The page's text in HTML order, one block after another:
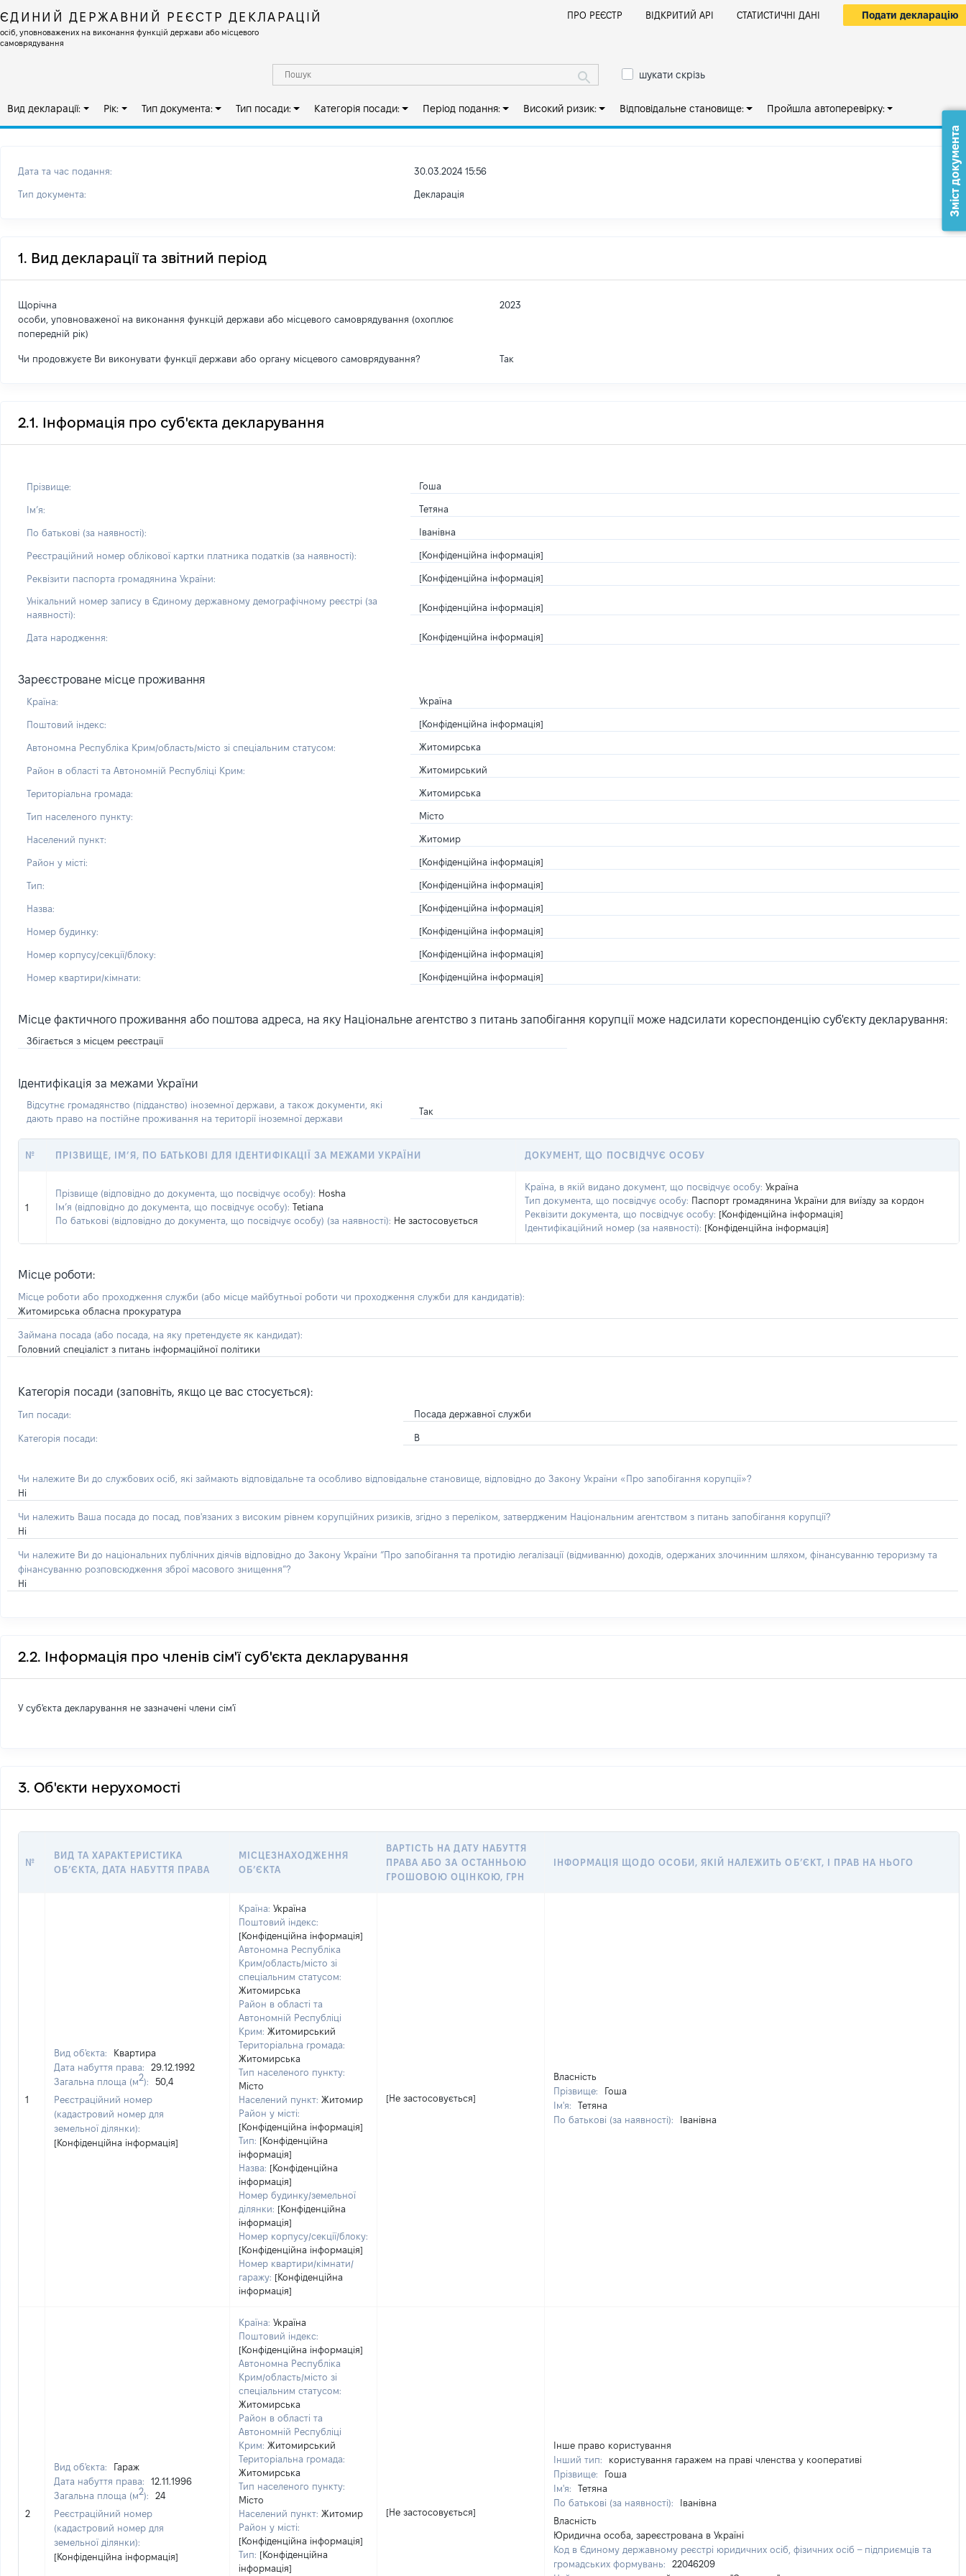
ЄДИНИЙ ДЕРЖАВНИЙ РЕЄСТР ДЕКЛАРАЦІЙ
осіб, уповноважених на виконання функцій держави або місцевого
самоврядування
ПРО РЕЄСТР ВІДКРИТИЙ АРІ СТАТИСТИЧНІ ДАНІ Подати декларацію
шукати скрізь
Вид декларації: Рік: Тип документа: Тип посади: Категорія посади: Період подання: Високий ризик: Відповідальне становище: Пройшла автоперевірку:
Дата та час подання: 30.03.2024 15:56
Тип документа: Декларація
1. Вид декларації та звітний період
Щорічна
особи, уповноваженої на виконання функцій держави або місцевого самоврядування (охоплює
попередній рік)
2023
Чи продовжуєте Ви виконувати функції держави або органу місцевого самоврядування? Так
2.1. Інформація про суб'єкта декларування
Прізвище: Гоша
Імʼя: Тетяна
По батькові (за наявності): Іванівна
Реєстраційний номер облікової картки платника податків (за наявності): [Конфіденційна інформація]
Реквізити паспорта громадянина України: [Конфіденційна інформація]
Унікальний номер запису в Єдиному державному демографічному реєстрі (за
наявності):
[Конфіденційна інформація]
Дата народження: [Конфіденційна інформація]
Зареєстроване місце проживання
Країна: Україна
Поштовий індекс: [Конфіденційна інформація]
Автономна Республіка Крим/область/місто зі спеціальним статусом: Житомирська
Район в області та Автономній Республіці Крим: Житомирський
Територіальна громада: Житомирська
Тип населеного пункту: Місто
Населений пункт: Житомир
Район у місті: [Конфіденційна інформація]
Тип: [Конфіденційна інформація]
Назва: [Конфіденційна інформація]
Номер будинку: [Конфіденційна інформація]
Номер корпусу/секції/блоку: [Конфіденційна інформація]
Номер квартири/кімнати: [Конфіденційна інформація]
Місце фактичного проживання або поштова адреса, на яку Національне агентство з питань запобігання корупції може надсилати кореспонденцію суб'єкту декларування:
Збігається з місцем реєстрації
Ідентифікація за межами України
Відсутнє громадянство (підданство) іноземної держави, а також документи, які
дають право на постійне проживання на території іноземної держави
Так
№ ПРІЗВИЩЕ, ІМ’Я, ПО БАТЬКОВІ ДЛЯ ІДЕНТИФІКАЦІЇ ЗА МЕЖАМИ УКРАЇНИ ДОКУМЕНТ, ЩО ПОСВІДЧУЄ ОСОБУ
1
Прізвище (відповідно до документа, що посвідчує особу): Hosha
Ім’я (відповідно до документа, що посвідчує особу): Tetiana
По батькові (відповідно до документа, що посвідчує особу) (за наявності): Не застосовується
Країна, в якій видано документ, що посвідчує особу: Україна
Тип документа, що посвідчує особу: Паспорт громадянина України для виїзду за кордон
Реквізити документа, що посвідчує особу: [Конфіденційна інформація]
Ідентифікаційний номер (за наявності): [Конфіденційна інформація]
Місце роботи:
Місце роботи або проходження служби (або місце майбутньої роботи чи проходження служби для кандидатів):
Житомирська обласна прокуратура
Займана посада (або посада, на яку претендуєте як кандидат):
Головний спеціаліст з питань інформаційної політики
Категорія посади (заповніть, якщо це вас стосується):
Тип посади: Посада державної служби
Категорія посади: В
Чи належите Ви до службових осіб, які займають відповідальне та особливо відповідальне становище, відповідно до Закону України «Про запобігання корупції»?
Ні
Чи належить Ваша посада до посад, пов'язаних з високим рівнем корупційних ризиків, згідно з переліком, затвердженим Національним агентством з питань запобігання корупції?
Ні
Чи належите Ви до національних публічних діячів відповідно до Закону України “Про запобігання та протидію легалізації (відмиванню) доходів, одержаних злочинним шляхом, фінансуванню тероризму та
фінансуванню розповсюдження зброї масового знищення”?
Ні
2.2. Інформація про членів сім'ї суб'єкта декларування
У суб'єкта декларування не зазначені члени сім'ї
3. Об'єкти нерухомості
№
ВИД ТА ХАРАКТЕРИСТИКА
ОБʼЄКТА, ДАТА НАБУТТЯ ПРАВА
МІСЦЕЗНАХОДЖЕННЯ
ОБʼЄКТА
ВАРТІСТЬ НА ДАТУ НАБУТТЯ
ПРАВА АБО ЗА ОСТАННЬОЮ
ГРОШОВОЮ ОЦІНКОЮ, ГРН
ІНФОРМАЦІЯ ЩОДО ОСОБИ, ЯКІЙ НАЛЕЖИТЬ ОБ’ЄКТ, І ПРАВ НА НЬОГО
1
Вид об'єкта:
Квартира
Дата набуття права:
29.12.1992
Загальна площа (м2):
50,4
Реєстраційний номер
(кадастровий номер для
земельної ділянки):
[Конфіденційна інформація]
Країна: Україна
Поштовий індекс:
[Конфіденційна інформація]
Автономна Республіка
Крим/область/місто зі
спеціальним статусом:
Житомирська
Район в області та
Автономній Республіці
Крим: Житомирський
Територіальна громада:
Житомирська
Тип населеного пункту:
Місто
Населений пункт: Житомир
Район у місті:
[Конфіденційна інформація]
Тип: [Конфіденційна
інформація]
Назва: [Конфіденційна
інформація]
Номер будинку/земельної
ділянки: [Конфіденційна
інформація]
Номер корпусу/секції/блоку:
[Конфіденційна інформація]
Номер квартири/кімнати/
гаражу: [Конфіденційна
інформація]
[Не застосовується]
Власність
Прізвище:
Гоша
Ім'я:
Тетяна
По батькові (за наявності):
Іванівна
2
Вид об'єкта:
Гараж
Дата набуття права:
12.11.1996
Загальна площа (м2):
24
Реєстраційний номер
(кадастровий номер для
земельної ділянки):
[Конфіденційна інформація]
Країна: Україна
Поштовий індекс:
[Конфіденційна інформація]
Автономна Республіка
Крим/область/місто зі
спеціальним статусом:
Житомирська
Район в області та
Автономній Республіці
Крим: Житомирський
Територіальна громада:
Житомирська
Тип населеного пункту:
Місто
Населений пункт: Житомир
Район у місті:
[Конфіденційна інформація]
Тип: [Конфіденційна
інформація]
[Не застосовується]
Інше право користування
Інший тип:
користування гаражем на праві членства у кооперативі
Прізвище:
Гоша
Ім'я:
Тетяна
По батькові (за наявності):
Іванівна
Власність
Юридична особа, зареєстрована в Україні
Код в Єдиному державному реєстрі юридичних осіб, фізичних осіб – підприємців та
громадських формувань:
22046209
Зміст документа